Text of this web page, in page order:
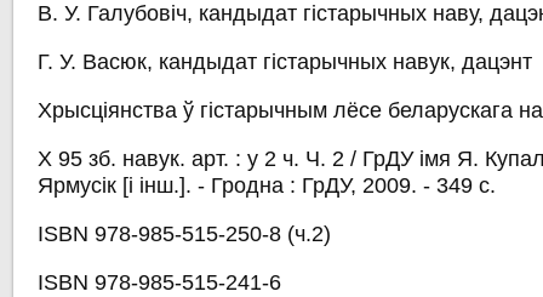
В. У. Галубовіч, кандыдат гістарычных наву,
Г. У. Васюк, кандыдат гістарычных навук, дацэнт
Хрысціянства ў гістарычным лёсе беларускага
Х 95 зб. навук. арт. : у 2 ч. Ч. 2 / ГрДУ імя Я.
Ярмусік [і інш.]. - Гродна : ГрДУ, 2009. - 349 с.
ISBN 978-985-515-250-8 (ч.2)
ISBN 978-985-515-241-6